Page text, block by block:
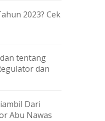
2023? Cek
tentang
dan
Dari
Abu Nawas